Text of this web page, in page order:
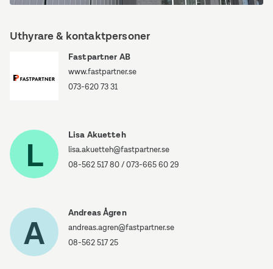
Uthyrare & kontaktpersoner
Fastpartner AB
www.fastpartner.se
073-620 73 31
L Lisa Akuetteh
lisa.akuetteh@fastpartner.se
08-562 517 80/073-665 60 29
A Andreas Ågren
andreas.agren@fastpartner.se
08-562 517 25